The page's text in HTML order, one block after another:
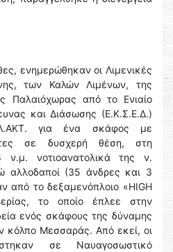
ενημερώθηκαν οι Λιμενικές
των Καλών Λιμένων, της
Παλαιόχωρας από το Ενιαίο
και Διάσωσης (Ε.Κ.Σ.Ε.Δ.)
για ένα σκάφος με
σε δυσχερή θέση, στη
ν.μ. νοτιοανατολικά της ν.
αλλοδαποί (35 άνδρες και 3
από το δεξαμενόπλοιο «HIGH
το οποίο έπλεε στην
ενός σκάφους της δύναμης
κόλπο Μεσσαράς. Από εκεί, οι
σε Ναυαγοσωστικό